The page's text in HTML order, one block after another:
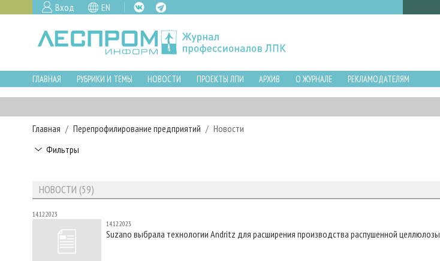
Вход EN
ГЛАВНАЯ РУБРИКИ И ТЕМЫ НОВОСТИ ПРОЕКТЫ ЛПИ АРХИВ О ЖУРНАЛЕ РЕКЛАМОДАТЕЛЯМ
Главная Перепрофилирование предприятий
Новости
Фильтры
НОВОСТИ (59)
14.12.2023
14.12.2023
Suzano выбрала технологии Andritz для расширения производства распушенной целлюлозы